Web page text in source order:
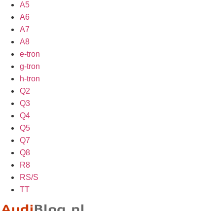
A5
A6
A7
A8
e-tron
g-tron
h-tron
Q2
Q3
Q4
Q5
Q7
Q8
R8
RS/S
TT